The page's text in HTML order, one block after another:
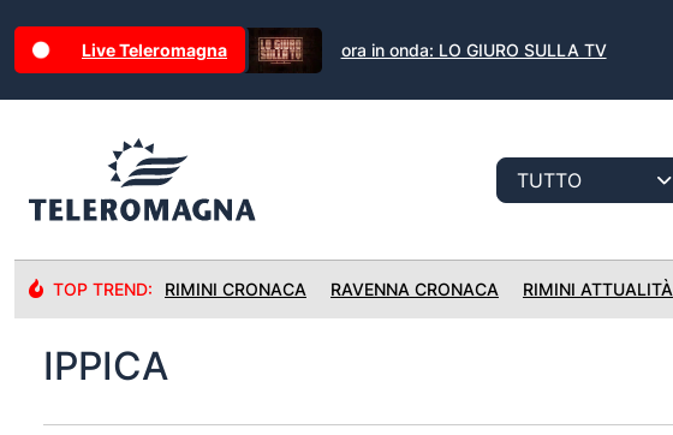
Live Teleromagna ora in onda: LO GIURO SULLA TV
TOP TREND: RIMINI CRONACA RAVENNA CRONACA RIMINI ATTUALITÀ
IPPICA